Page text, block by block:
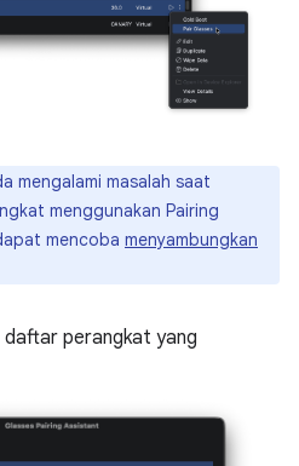
mengalami masalah saat
menggunakan Pairing
mencoba menyambungkan
daftar perangkat yang